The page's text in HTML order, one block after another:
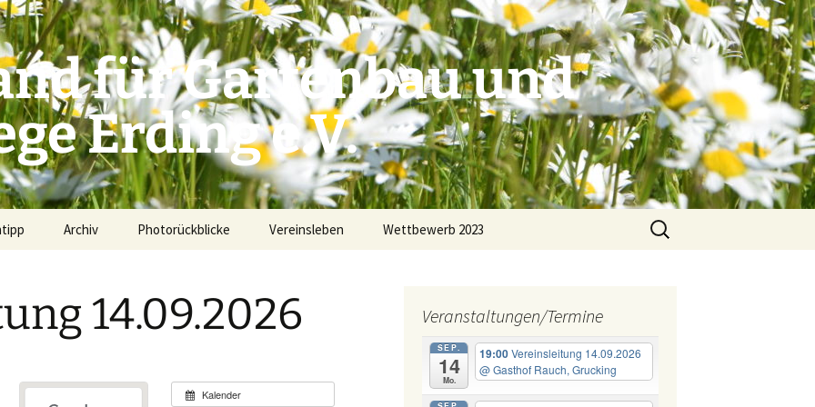
für Gartenbau und
Erding e.V.
Archiv
Unterlagen zu den
Versammlungen
Photorückblicke
2023
2021
Vereinsleben
Ausflüge und Referenten Ausflugsziele
Referentenverzeichnis
Wettbewerb 2023
Suchen
nach:
14.09.2026
Kalender
Veranstaltungen/Termine
SEP.
14
Mo.
19:00Vereinsleitung 14.09.2026
@ Gasthof Rauch, Grucking